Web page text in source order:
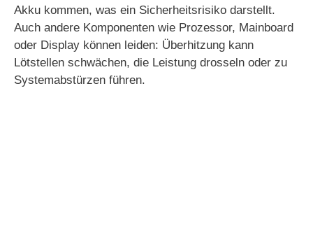
Akku kommen, was ein Sicherheitsrisiko darstellt.
Auch andere Komponenten wie Prozessor, Mainboard
oder Display können leiden: Überhitzung kann
Lötstellen schwächen, die Leistung drosseln oder zu
Systemabstürzen führen.